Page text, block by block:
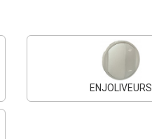
ENJOLIVEURS